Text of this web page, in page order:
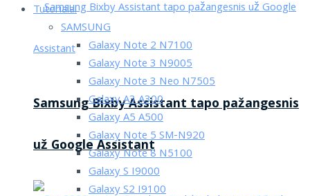
Samsung Bixby Assistant tapo pažangesnis
už Google Assistant
Tutorialai
SAMSUNG
Galaxy Note 2 N7100
Galaxy Note 3 N9005
Galaxy Note 3 Neo N7505
Galaxy A3 A300
Galaxy A5 A500
Galaxy Note 5 SM-N920
Galaxy Note 8 N5100
Galaxy S I9000
Galaxy S2 I9100